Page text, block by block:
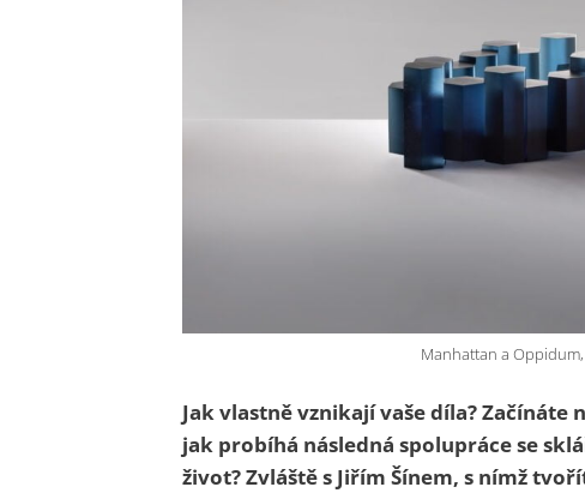
Manhattan a
Jak vlastně vznikají vaše díla?
jak probíhá následná spolupráce se
život? Zvláště s Jiřím Šínem, s nímž